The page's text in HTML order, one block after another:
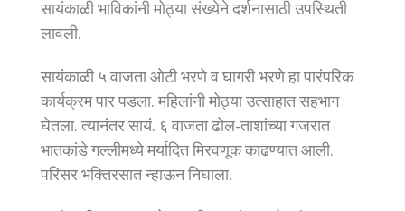
सायंकाळी भाविकांनी मोठ्या संख्येने दर्शनासाठी उपस्थिती
लावली.
सायंकाळी ५ वाजता ओटी भरणे व घागरी भरणे हा पारंपरिक
कार्यक्रम पार पडला. महिलांनी मोठ्या उत्साहात सहभाग
घेतला. त्यानंतर सायं. ६ वाजता ढोल-ताशांच्या गजरात
भातकांडे गल्लीमध्ये मर्यादित मिरवणूक काढण्यात आली.
परिसर भक्तिरसात न्हाऊन निघाला.